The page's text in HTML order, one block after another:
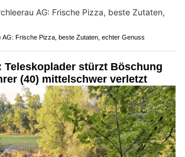
AG: Frische Pizza, beste Zutaten, echter Genuss
Teleskoplader stürzt Böschung
(40) mittelschwer verletzt